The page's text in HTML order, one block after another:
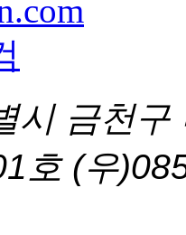
시 금천
호 (우